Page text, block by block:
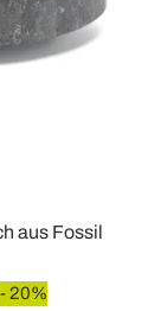
aus Fossil
- 20%